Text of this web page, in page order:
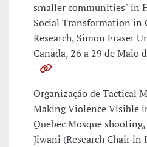
smaller communities" in
Social Transformation in
Research, Simon Fraser
Canada, 26 a 29 de Maio
Organização de Tactical
Making Violence Visible
Quebec Mosque
Jiwani (Research Chair